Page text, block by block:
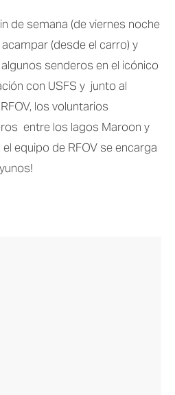
de semana (de viernes noche
(desde el carro) y
senderos en el icónico
con USFS y  junto al
los voluntarios
entre los lagos Maroon y
el equipo de RFOV se encarga